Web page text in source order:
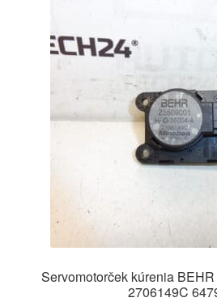
Servomotorček kúrenia
2706149C